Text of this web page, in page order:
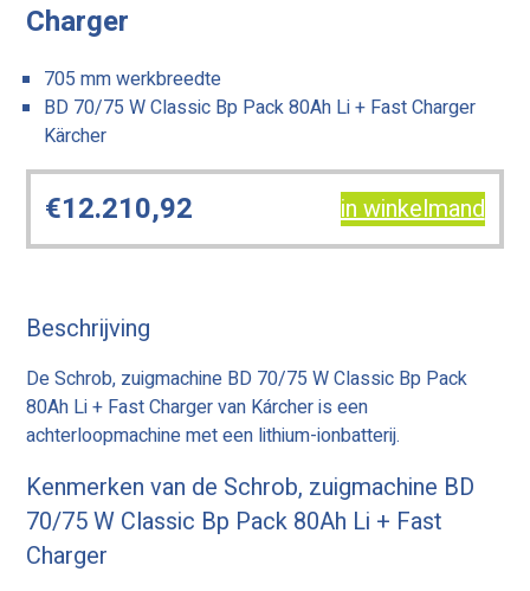
Charger
705 mm werkbreedte
BD 70/75 W Classic Bp Pack 80Ah Li + Fast Charger
Kärcher
€12.210,92 in winkelmand
Beschrijving
De Schrob, zuigmachine BD 70/75 W Classic Bp Pack
80Ah Li + Fast Charger van Kárcher is een
achterloopmachine met een lithium-ionbatterij.
Kenmerken van de Schrob, zuigmachine BD
70/75 W Classic Bp Pack 80Ah Li + Fast
Charger